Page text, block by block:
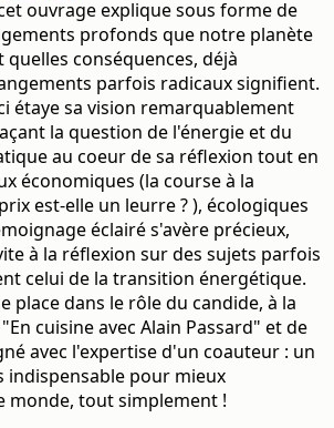
ouvrage explique sous forme de
profonds que notre planète
conséquences, déjà
parfois radicaux signifient.
étaye sa vision remarquablement
la question de l'énergie et du
au coeur de sa réflexion tout en
économiques (la course à la
est-elle un leurre ? ), écologiques
éclairé s'avère précieux,
à la réflexion sur des sujets parfois
celui de la transition énergétique.
place dans le rôle du candide, à la
cuisine avec Alain Passard" et de
avec l'expertise d'un coauteur : un
indispensable pour mieux
monde, tout simplement !